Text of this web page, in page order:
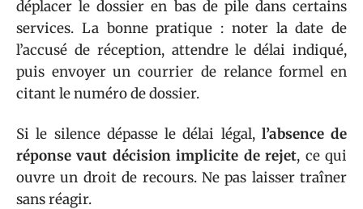
déplacer le dossier en bas de pile dans certains
services. La bonne pratique : noter la date de
l’accusé de réception, attendre le délai indiqué,
puis envoyer un courrier de relance formel en
citant le numéro de dossier.
Si le silence dépasse le délai légal, l’absence de
réponse vaut décision implicite de rejet, ce qui
ouvre un droit de recours. Ne pas laisser traîner
sans réagir.